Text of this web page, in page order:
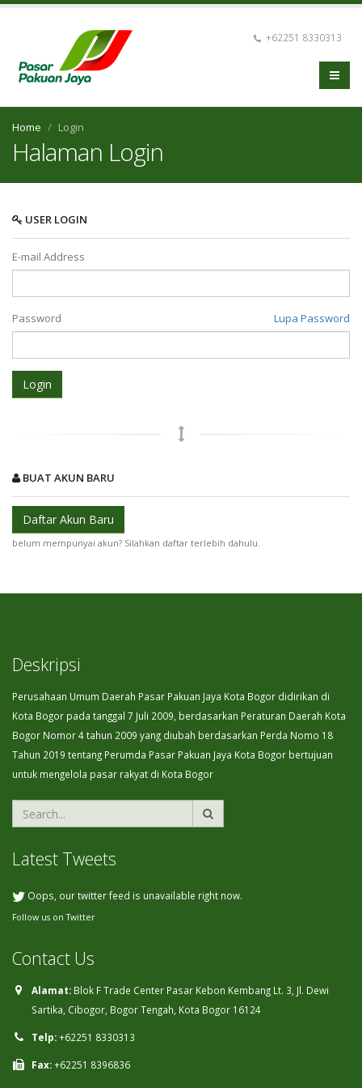
+62251 8330313
Home Login
Halaman Login
USER LOGIN
E-mail Address
Lupa Password
Password
BUAT AKUN BARU
Daftar Akun Baru
belum mempunyai akun? Silahkan daftar terlebih dahulu.
Deskripsi
Perusahaan Umum Daerah Pasar Pakuan Jaya Kota Bogor didirikan di
Kota Bogor pada tanggal 7 Juli 2009, berdasarkan Peraturan Daerah Kota
Bogor Nomor 4 tahun 2009 yang diubah berdasarkan Perda Nomo 18
Tahun 2019 tentang Perumda Pasar Pakuan Jaya Kota Bogor bertujuan
untuk mengelola pasar rakyat di Kota Bogor
Latest Tweets
Oops, our twitter feed is unavailable right now.
Follow us on Twitter
Contact Us
Alamat: Blok F Trade Center Pasar Kebon Kembang Lt. 3, Jl. Dewi
Sartika, Cibogor, Bogor Tengah, Kota Bogor 16124
Telp:+62251 8330313
Fax:+62251 8396836